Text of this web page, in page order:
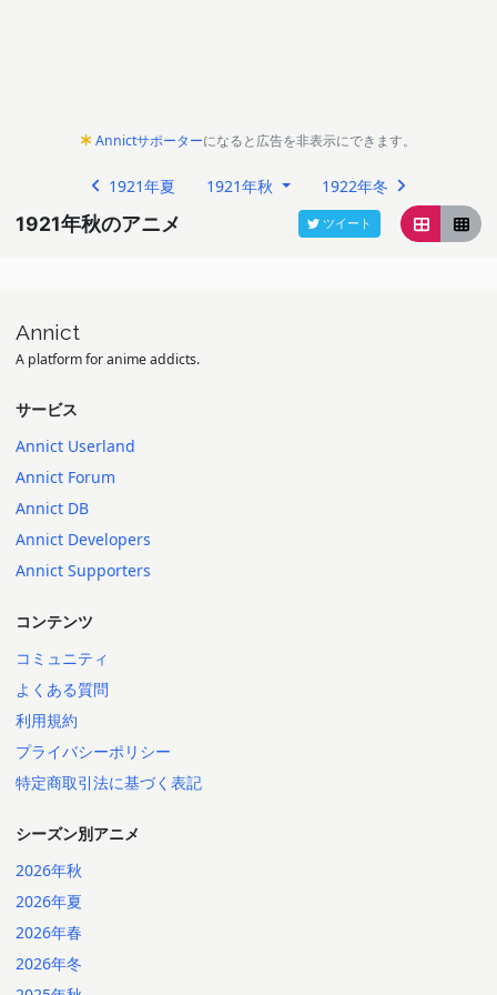
Annictサポーターになると広告を非表示にできます。
1921年夏 1921年秋 1922年冬
1921年秋のアニメ ツイート
Annict
A platform for anime addicts.
サービス
Annict Userland
Annict Forum
Annict DB
Annict Developers
Annict Supporters
コンテンツ
コミュニティ
よくある質問
利用規約
プライバシーポリシー
特定商取引法に基づく表記
シーズン別アニメ
2026年秋
2026年夏
2026年春
2026年冬